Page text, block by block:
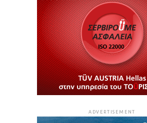
ADVERTISEMENT